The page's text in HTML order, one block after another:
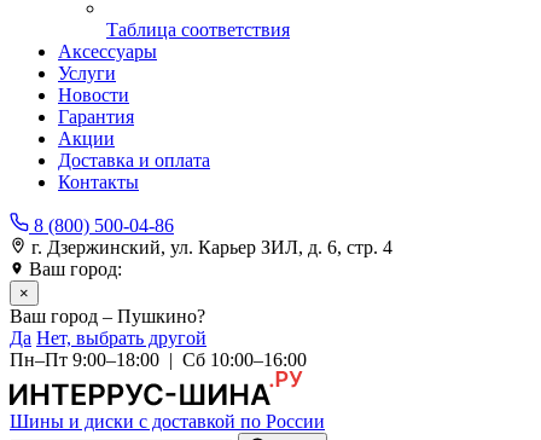
Таблица соответствия
Аксессуары
Услуги
Новости
Гарантия
Акции
Доставка и оплата
Контакты
8 (800) 500-04-86
г. Дзержинский, ул. Карьер ЗИЛ, д. 6, стр. 4
Ваш город:
×
Ваш город – Пушкино?
Да Нет, выбрать другой
Пн–Пт 9:00–18:00 | Сб 10:00–16:00
Шины и диски с доставкой по России